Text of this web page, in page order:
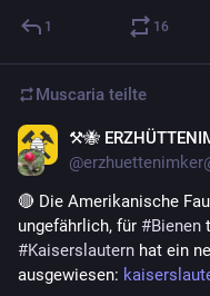
1 16
Muscaria teilte
⚒🐝
🔴 Die Amerikanische
ungefährlich, für #Bienen
#Kaiserslautern hat ein
ausgewiesen: